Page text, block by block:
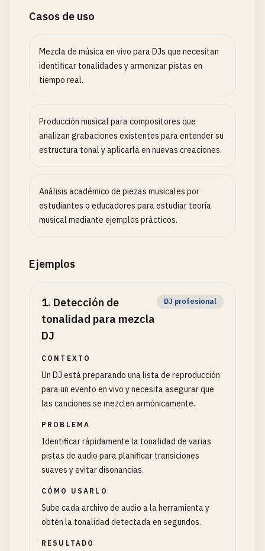
Casos de uso
Mezcla de música en vivo para DJs que necesitan
identificar tonalidades y armonizar pistas en
tiempo real.
Producción musical para compositores que
analizan grabaciones existentes para entender su
estructura tonal y aplicarla en nuevas creaciones.
Análisis académico de piezas musicales por
estudiantes o educadores para estudiar teoría
musical mediante ejemplos prácticos.
Ejemplos
1. Detección de
tonalidad para mezcla
DJ
DJ profesional
CONTEXTO
Un DJ está preparando una lista de reproducción
para un evento en vivo y necesita asegurar que
las canciones se mezclen armónicamente.
PROBLEMA
Identificar rápidamente la tonalidad de varias
pistas de audio para planificar transiciones
suaves y evitar disonancias.
CÓMO USARLO
Sube cada archivo de audio a la herramienta y
obtén la tonalidad detectada en segundos.
RESULTADO